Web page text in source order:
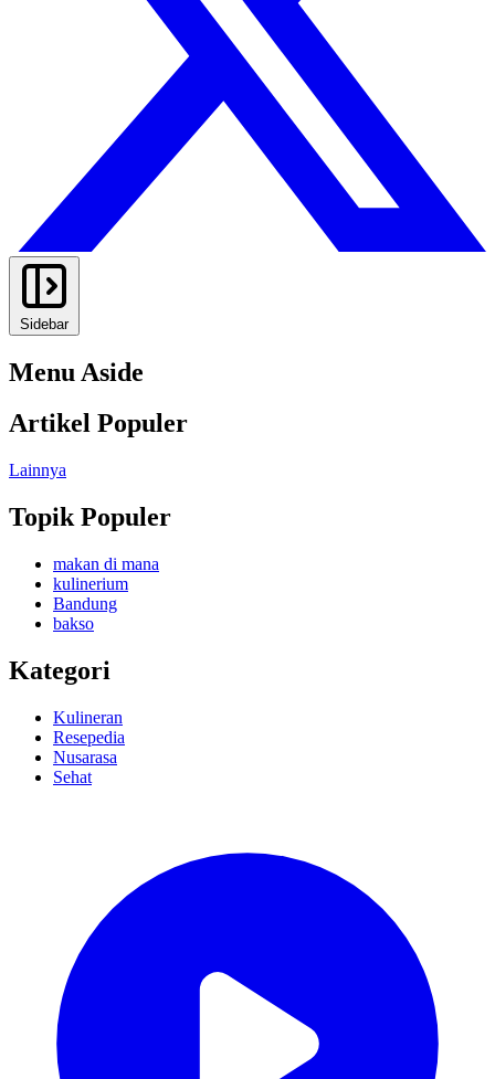
Sidebar
Menu Aside
Artikel Populer
Lainnya
Topik Populer
makan di mana
kulinerium
Bandung
bakso
Kategori
Kulineran
Resepedia
Nusarasa
Sehat